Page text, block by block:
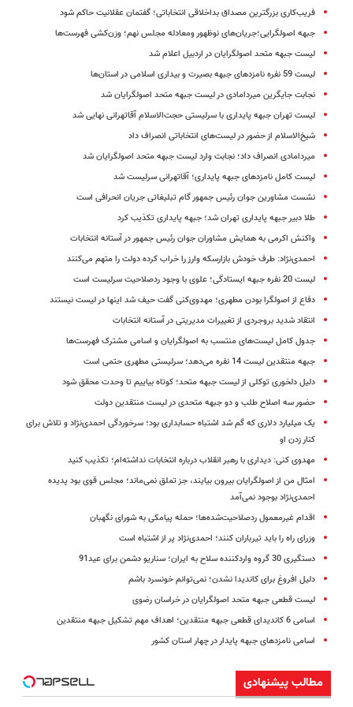
فریب‌کاری بزرگترین مصداق بداخلاقی انتخاباتی؛ گفتمان عقلانیت حاکم شود
جبهه اصولگرایی؛جریان‌های نوظهور ومعادله مجلس نهم؛ وزن‌کشی فهرست‌ها
لیست جبهه متحد اصولگرایان در اردبیل اعلام شد
لیست 59 نفره نامزدهای جبهه بصیرت و بیداری اسلامی در استان‌ها
نجابت جایگرین میردامادی در لیست جبهه متحد اصولگرایان شد
لیست تهران جبهه پایداری با سرلیستی حجت‌الاسلام آقاتهرانی نهایی شد
شیخ‌الاسلام از حضور در لیست‌های انتخاباتی انصراف داد
میردامادی انصراف داد؛ نجابت وارد لیست جبهه متحد اصولگرایان شد
لیست کامل نامزدهای جبهه پایداری؛ آقاتهرانی سرلیست شد
نشست مشاورین جوان رئیس جمهور گام تبلیغاتی جریان انحرافی است
طلا دبیر جبهه پایداری تهران شد؛ جبهه پایداری تکذیب کرد
واکنش اکرمی به همایش مشاوران جوان رئیس جمهور در آستانه انتخابات
احمدی‌نژاد: طرف خودش بازارسکه وارز را خراب کرده دولت را متهم می‌کنند
لیست 20 نفره جبهه ایستادگی؛ علوی با وجود ردصلاحیت سرلیست است
دفاع از اصولگرا بودن مطهری؛ مهدوی‌کنی گفت حیف شد اینها در لیست نیستند
انتقاد شدید بروجردی از تغییرات مدیریتی در آستانه انتخابات
جدول کامل لیست‌های منتسب به اصولگرایان و اسامی مشترک فهرست‌ها
جبهه منتقدین لیست 14 نفره می‌دهد؛ سرلیستی مطهری حتمی است
دلیل دلخوری توکلی از لیست جبهه متحد؛ کوتاه بیاییم تا وحدت محقق شود
حضور سه اصلاح طلب و دو جبهه متحدی در لیست منتقدین دولت
یک میلیارد دلاری که گم شد اشتباه حسابداری بود؛ سرخوردگی احمدی‌نژاد و تلاش برای
کنار زدن او
مهدوی کنی: دیداری با رهبر انقلاب درباره انتخابات نداشته‌ام؛ تکذیب کنید
امثال من از اصولگرایان بیرون بیایند، جز تملق نمی‌ماند؛ مجلس قوی بود پدیده‌
احمدی‌نژاد بوجود نمی‌آمد
اقدام غیرمعمول ردصلاحیت‌شده‌ها؛ حمله پیامکی به شورای نگهبان
وزرای راه را باید تیرباران کنند؛ احمدی‌نژاد پر از اشتباه است
دستگیری 30 گروه واردکننده سلاح به ایران؛ سناریو دشمن برای عید91
دلیل افروغ برای کاندیدا نشدن؛ نمی‌توانم خونسرد باشم
لیست قطعی جبهه متحد اصولگرایان در خراسان رضوی
اسامی 6 کاندیدای قطعی جبهه منتقدین؛ اهداف مهم تشکیل جبهه منتقدین
اسامی نامزدهای جبهه پایدار در چهار استان کشور
مطالب پیشنهادی